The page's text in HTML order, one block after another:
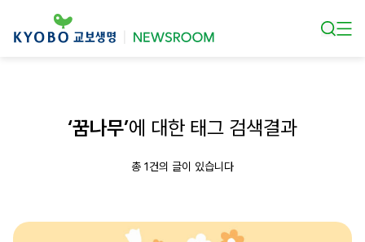
‘꿈나무’에 대한 태그 검색결과
총 1건의 글이 있습니다